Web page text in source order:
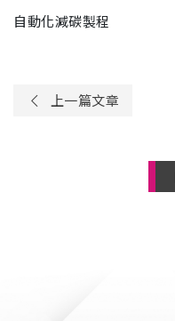
自動化減碳製程
上一篇文章